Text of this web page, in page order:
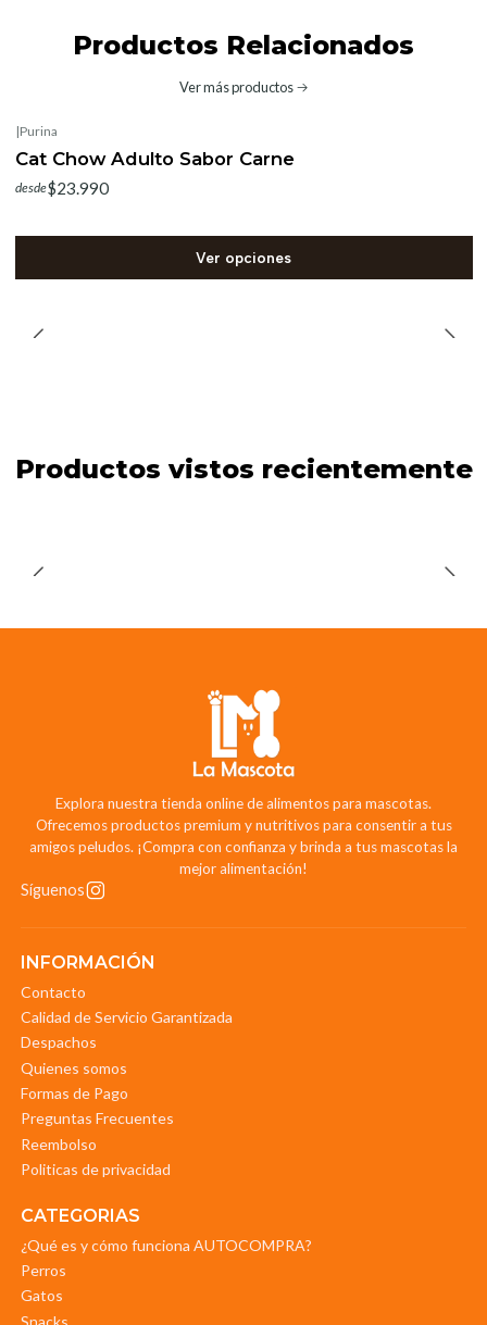
Productos Relacionados
Ver más productos
|Purina
Cat Chow Adulto Sabor Carne
desde$23.990
Ver opciones
Productos vistos recientemente
Explora nuestra tienda online de alimentos para mascotas.
Ofrecemos productos premium y nutritivos para consentir a tus
amigos peludos. ¡Compra con confianza y brinda a tus mascotas la
mejor alimentación!
Síguenos
INFORMACIÓN
Contacto
Calidad de Servicio Garantizada
Despachos
Quienes somos
Formas de Pago
Preguntas Frecuentes
Reembolso
Politicas de privacidad
CATEGORIAS
¿Qué es y cómo funciona AUTOCOMPRA?
Perros
Gatos
Snacks